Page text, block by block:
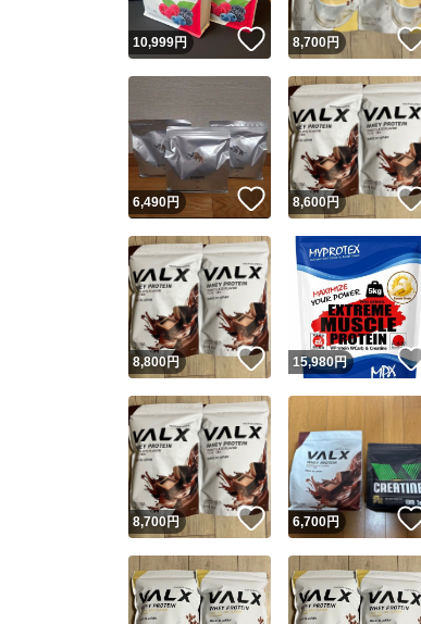
10,999円 いいね！
8,700円
6,490円 いいね！
8,600円
8,800円 いいね！
15,980円
8,700円 いいね！
6,700円